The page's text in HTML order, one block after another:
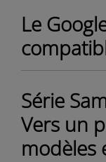
Le
Série
Vers un
modèles